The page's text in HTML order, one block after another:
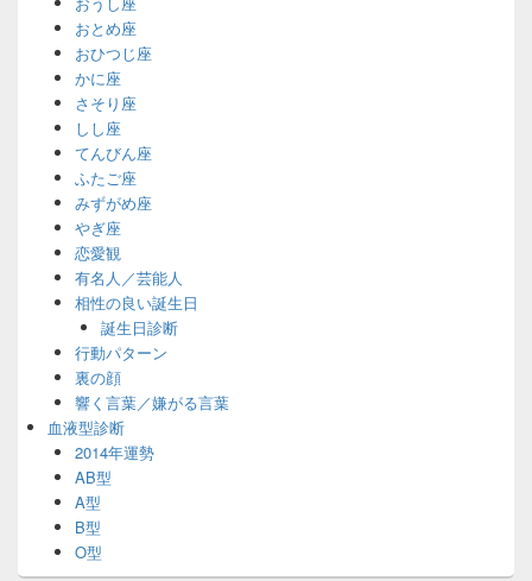
おとめ座
おひつじ座
かに座
さそり座
しし座
てんびん座
ふたご座
みずがめ座
やぎ座
恋愛観
有名人／芸能人
相性の良い誕生日
誕生日診断
行動パターン
裏の顔
響く言葉／嫌がる言葉
血液型診断
2014年運勢
AB型
A型
B型
O型